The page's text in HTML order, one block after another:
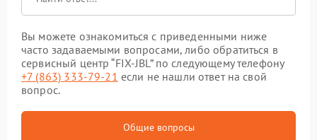
Вы можете ознакомиться с приведенными ниже
часто задаваемыми вопросами, либо обратиться в
сервисный центр “FIX-JBL” по следующему телефону
+7 (863) 333-79-21 если не нашли ответ на свой
вопрос.
Общие вопросы